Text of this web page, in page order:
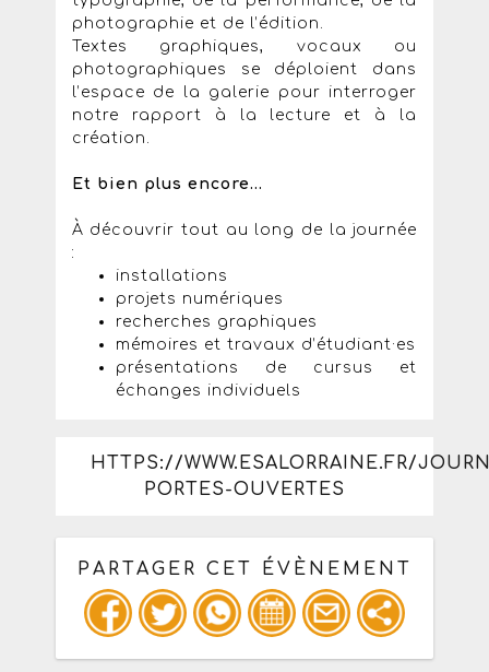
photographie et de l’édition.
Textes graphiques, vocaux ou
photographiques se déploient dans
l’espace de la galerie pour interroger
notre rapport à la lecture et à la
création.
Et bien plus encore…
À découvrir tout au long de la journée
:
installations
projets numériques
recherches graphiques
mémoires et travaux d’étudiant·es
présentations de cursus et
échanges individuels
HTTPS://WWW.ESALORRAINE.FR/
PORTES-OUVERTES
PARTAGER CET ÉVÈNEMENT
Copiez les infos ci-dessous pour un